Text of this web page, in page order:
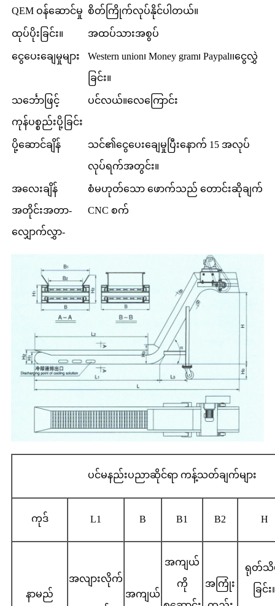
QEM ဝန်ဆောင်မှု စိတ်ကြိုက်လုပ်နိုင်ပါတယ်။
ထုပ်ပိုးခြင်း။ အထပ်သားအစွပ်
ငွေပေးချေမှုများ Western union၊ Money gram၊ Paypal၊၊ငွေလွှဲ
ခြင်း။
သင်္ဘောဖြင့်
ကုန်ပစ္စည်းပို့ခြင်း
ပင်လယ်။လေကြောင်း
ပို့ဆောင်ချိန် သင်၏ငွေပေးချေမှုပြီးနောက် 15 အလုပ်
လုပ်ရက်အတွင်း။
အလေးချိန်
အတိုင်းအတာ-
လျှောက်လွှာ-
စံမဟုတ်သော ဖောက်သည် တောင်းဆိုချက်
CNC စက်
ပင်မနည်းပညာဆိုင်ရာ ကန့်သတ်ချက်များ
ကုဒ် L1 B B1 B2 H
နာမည်
အလျားလိုက်
အကျယ်
အကျယ်
ကို အကြုံး
ရုတ်သိ
ခြင်း